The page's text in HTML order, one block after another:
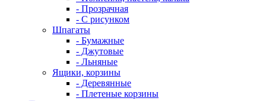
- Прозрачная
- С рисунком
Шпагаты
- Бумажные
- Джутовые
- Льняные
Ящики, корзины
- Деревянные
- Плетеные корзины